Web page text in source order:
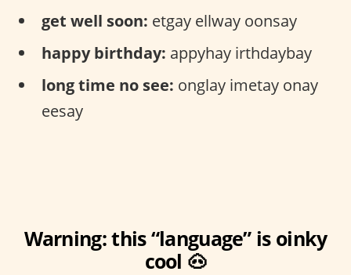
get well soon: etgay ellway oonsay
happy birthday: appyhay irthdaybay
long time no see: onglay imetay onay
eesay
Warning: this “language” is oinky
cool 🐽